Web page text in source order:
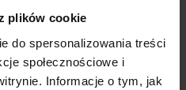
plików cookie
do spersonalizowania treści
społecznościowe i
Informacje o tym, jak